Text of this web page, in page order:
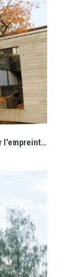
L'épiderme du mur de béton ajouré laisse voir l'empreinte des planches du coffrage en un subtil dialogue avec le bardage de bois.